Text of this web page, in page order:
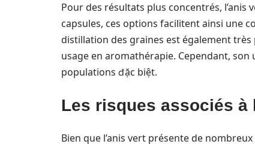
Pour des résultats plus concentrés,
capsules, ces options facilitent ainsi une
distillation des graines est également
usage en aromathérapie. Cependant,
populations đặc biệt.
Les risques associés à
Bien que l’anis vert présente de